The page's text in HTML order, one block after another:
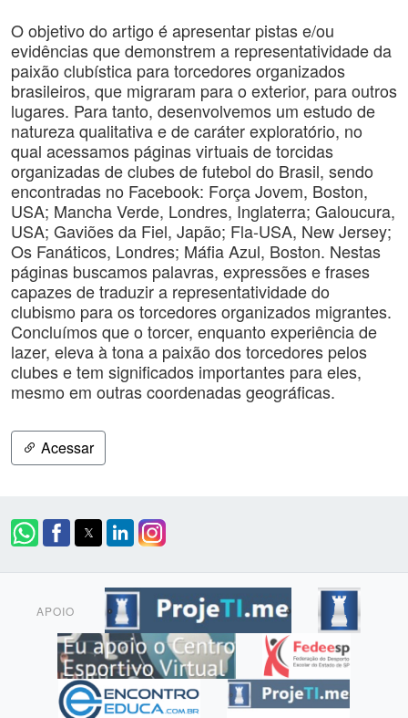
O objetivo do artigo é apresentar pistas e/ou
evidências que demonstrem a representatividade da
paixão clubística para torcedores organizados
brasileiros, que migraram para o exterior, para outros
lugares. Para tanto, desenvolvemos um estudo de
natureza qualitativa e de caráter exploratório, no
qual acessamos páginas virtuais de torcidas
organizadas de clubes de futebol do Brasil, sendo
encontradas no Facebook: Força Jovem, Boston,
USA; Mancha Verde, Londres, Inglaterra; Galoucura,
USA; Gaviões da Fiel, Japão; Fla-USA, New Jersey;
Os Fanáticos, Londres; Máfia Azul, Boston. Nestas
páginas buscamos palavras, expressões e frases
capazes de traduzir a representatividade do
clubismo para os torcedores organizados migrantes.
Concluímos que o torcer, enquanto experiência de
lazer, eleva à tona a paixão dos torcedores pelos
clubes e tem significados importantes para eles,
mesmo em outras coordenadas geográficas.
Acessar
APOIO